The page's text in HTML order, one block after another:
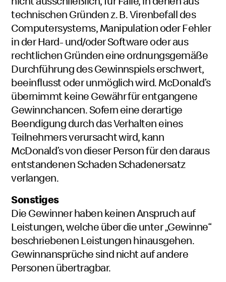
technischen Gründen z. B. Virenbefall des
Computersystems, Manipulation oder Fehler
in der Hard- und/oder Software oder aus
rechtlichen Gründen eine ordnungsgemäße
Durchführung des Gewinnspiels erschwert,
beeinflusst oder unmöglich wird. McDonald’s
übernimmt keine Gewähr für entgangene
Gewinnchancen. Sofern eine derartige
Beendigung durch das Verhalten eines
Teilnehmers verursacht wird, kann
McDonald’s von dieser Person für den daraus
entstandenen Schaden Schadenersatz
verlangen.
Sonstiges
Die Gewinner haben keinen Anspruch auf
Leistungen, welche über die unter „Gewinne“
beschriebenen Leistungen hinausgehen.
Gewinnansprüche sind nicht auf andere
Personen übertragbar.